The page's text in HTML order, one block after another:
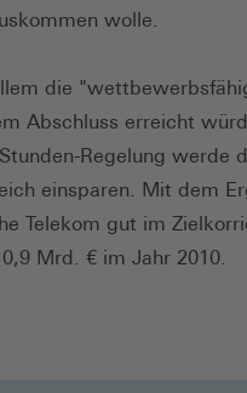
wolle.
die
Abschluss erreicht
Regelung werde
einsparen. Mit dem
Telekom gut im
Mrd. € im Jahr 2010.